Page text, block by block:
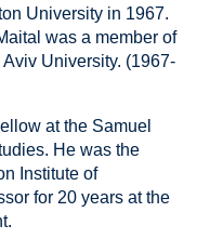
University in 1967.
was a member of
University. (1967-
at the Samuel
He was the
Institute of
for 20 years at the